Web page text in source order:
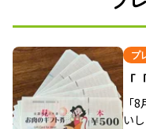
プ
「
「
い